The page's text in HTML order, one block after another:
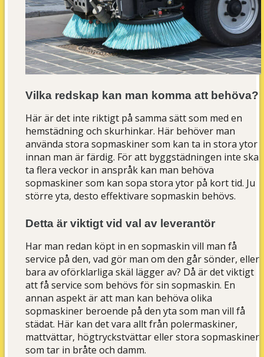
Vilka redskap kan man komma att behöva?
Här är det inte riktigt på samma sätt som med en
hemstädning och skurhinkar. Här behöver man
använda stora sopmaskiner som kan ta in stora ytor
innan man är färdig. För att byggstädningen inte ska
ta flera veckor in anspråk kan man behöva
sopmaskiner som kan sopa stora ytor på kort tid. Ju
större yta, desto effektivare sopmaskin behövs.
Detta är viktigt vid val av leverantör
Har man redan köpt in en sopmaskin vill man få
service på den, vad gör man om den går sönder, eller
bara av oförklarliga skäl lägger av? Då är det viktigt
att få service som behövs för sin sopmaskin. En
annan aspekt är att man kan behöva olika
sopmaskiner beroende på den yta som man vill få
städat. Här kan det vara allt från polermaskiner,
mattvättar, högtryckstvättar eller stora sopmaskiner
som tar in bråte och damm.